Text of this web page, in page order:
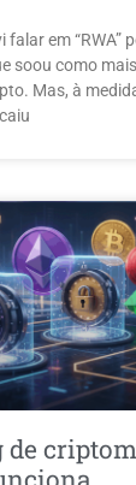
falar em “RWA”
soou como
Mas, à